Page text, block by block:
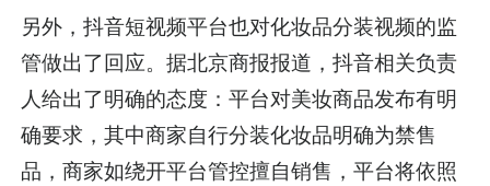
另外，抖音短视频平台也对化妆品分装视频的监
管做出了回应。据北京商报报道，抖音相关负责
人给出了明确的态度：平台对美妆商品发布有明
确要求，其中商家自行分装化妆品明确为禁售
品，商家如绕开平台管控擅自销售，平台将依照